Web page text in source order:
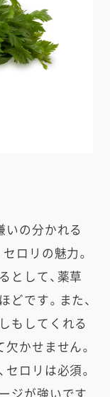
いの分かれる
ロリの魅力。
として、薬草
です。また、
もしてくれる
かせません。
ロリは必須。
ジが強いです